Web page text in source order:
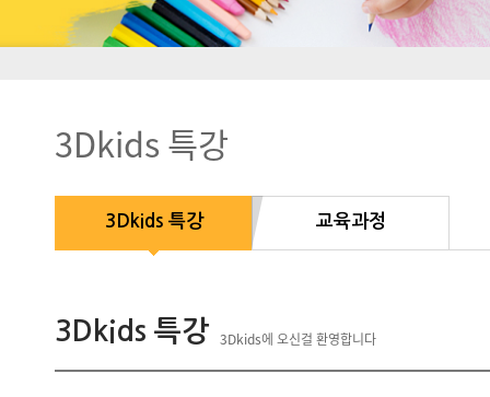
3Dkids 특강
3Dkids 특강 교육과정
3Dkids 특강 3Dkids에 오신걸 환영합니다